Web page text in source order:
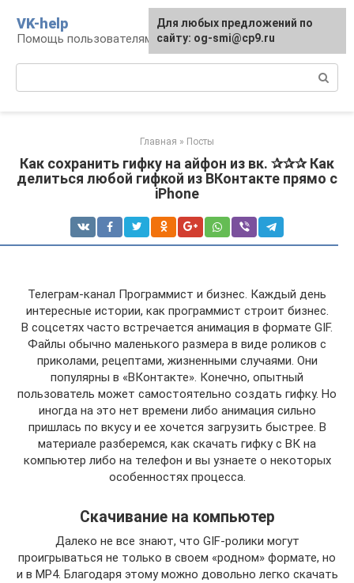
контенту
VK-help
Помощь пользователям соцсети ВКонтакте
Главная » Посты
Как сохранить гифку на айфон из вк. ✰✰✰ Как
делиться любой гифкой из ВКонтакте прямо с
iPhone
Телеграм-канал Программист и бизнес. Каждый день
интересные истории, как программист строит бизнес.
В соцсетях часто встречается анимация в формате GIF.
Файлы обычно маленького размера в виде роликов с
приколами, рецептами, жизненными случаями. Они
популярны в «ВКонтакте». Конечно, опытный
пользователь может самостоятельно создать гифку. Но
иногда на это нет времени либо анимация сильно
пришлась по вкусу и ее хочется загрузить быстрее. В
материале разберемся, как скачать гифку с ВК на
компьютер либо на телефон и вы узнаете о некоторых
особенностях процесса.
Скачивание на компьютер
Далеко не все знают, что GIF-ролики могут
проигрываться не только в своем «родном» формате, но
и в MP4. Благодаря этому можно довольно легко скачать
Для любых предложений по
сайту: og-smi@cp9.ru